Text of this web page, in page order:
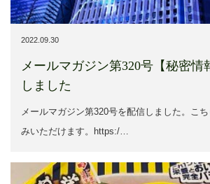
2022.09.30
メールマガジン第320号【秘密情
しました
メールマガジン第320号を配信しました。こ
みいただけます。https:/…